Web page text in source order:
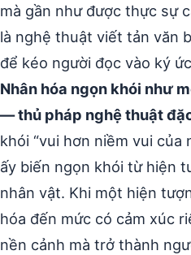
mà gần như được thực sự
là nghệ thuật viết tản văn
để kéo người đọc vào ký
Nhân hóa ngọn khói như
— thủ pháp nghệ thuật
khói “vui hơn niềm vui
ấy biến ngọn khói từ hiện
nhân vật. Khi một hiện
hóa đến mức có cảm xúc
nền cảnh mà trở thành